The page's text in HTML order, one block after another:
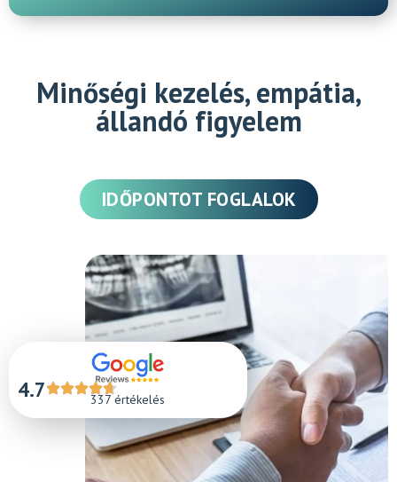
Minőségi kezelés, empátia,
állandó figyelem
IDŐPONTOT FOGLALOK
4.7 337 értékelés